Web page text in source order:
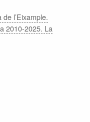
de l’Eixample.
2010-2025. La